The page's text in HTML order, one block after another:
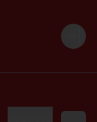
Login